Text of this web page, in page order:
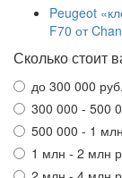
Peugeot
F70 от
Сколько стоит
до 300 000 руб.
300 000 - 500
500 000 - 1
1 млн - 2 млн